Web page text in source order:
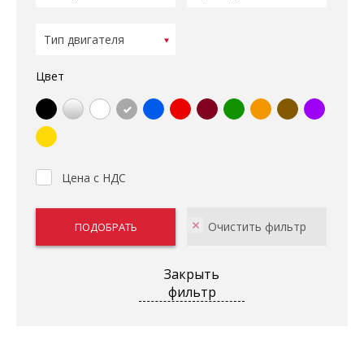
Цвет
Цена с НДС
Закрыть
фильтр